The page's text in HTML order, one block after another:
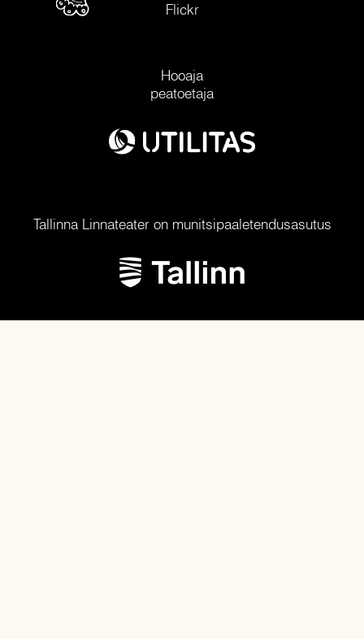
Flickr
Hooaja
peatoetaja
Tallinna Linnateater on munitsipaaletendusasutus